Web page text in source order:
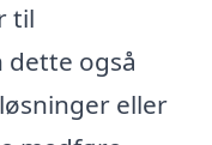
til
dette også
eller